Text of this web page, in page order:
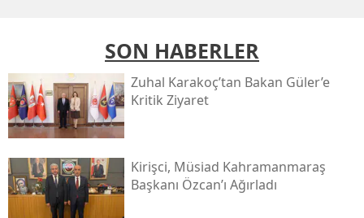
SON HABERLER
Zuhal Karakoç’tan Bakan Güler’e
Kritik Ziyaret
Kirişci, Müsi̇ad Kahramanmaraş
Başkanı Özcan’ı Ağırladı